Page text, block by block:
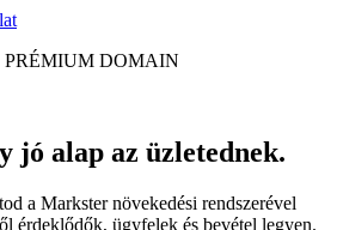
DOMAIN
jó alap az üzletednek.
a Markster növekedési rendszerével
érdeklődők, ügyfelek és bevétel legyen.